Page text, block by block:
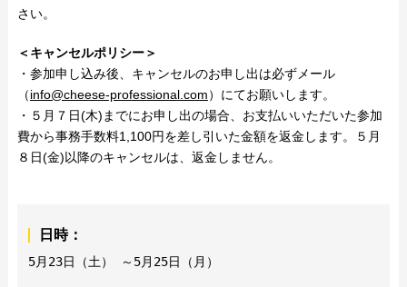
さい。
＜キャンセルポリシー＞
・参加申し込み後、キャンセルのお申し出は必ずメール
（info@cheese-professional.com）にてお願いします。
・５月７日(木)までにお申し出の場合、お支払いいただいた参加
費から事務手数料1,100円を差し引いた金額を返金します。５月
８日(金)以降のキャンセルは、返金しません。
日時：
5月23日（土） ～5月25日（月）